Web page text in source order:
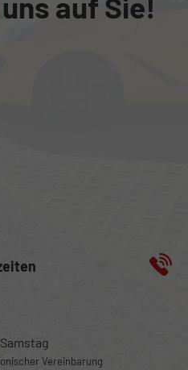
Vereinbarung